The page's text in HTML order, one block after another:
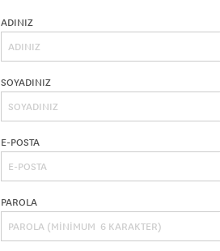
ADINIZ
SOYADINIZ
E-POSTA
PAROLA